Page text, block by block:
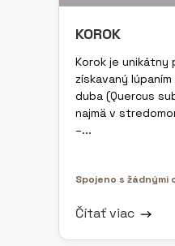
KOROK
Korok je unikátny
získavaný
duba (Quercus
najmä v
–...
Spojeno s žádnými
Čítať viac